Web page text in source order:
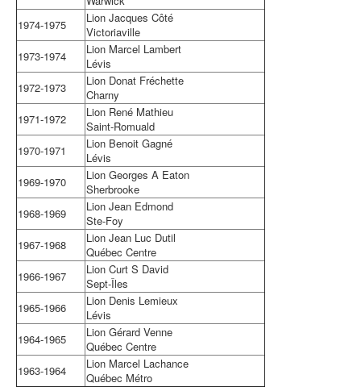
1974-1975
Lion Jacques Côté
Victoriaville
1973-1974
Lion Marcel Lambert
Lévis
1972-1973
Lion Donat Fréchette
Charny
1971-1972
Lion René Mathieu
Saint-Romuald
1970-1971
Lion Benoit Gagné
Lévis
1969-1970
Lion Georges A Eaton
Sherbrooke
1968-1969
Lion Jean Edmond
Ste-Foy
1967-1968
Lion Jean Luc Dutil
Québec Centre
1966-1967
Lion Curt S David
Sept-Îles
1965-1966
Lion Denis Lemieux
Lévis
1964-1965
Lion Gérard Venne
Québec Centre
1963-1964
Lion Marcel Lachance
Québec Métro